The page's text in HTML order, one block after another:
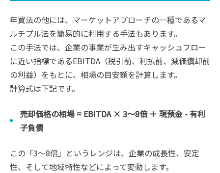
年買法の他には、マーケットアプローチの一種であるマ
ルチプル法を簡易的に利用する手法もあります。
この手法では、企業の事業が生み出すキャッシュフロー
に近い指標であるEBITDA（税引前、利払前、減価償却前
の利益）をもとに、相場の目安額を計算します。
計算式は下記です。
売却価格の相場 = EBITDA × 3〜8倍 ＋ 現預金 - 有利
子負債
この「3〜8倍」というレンジは、企業の成長性、安定
性、そして地域特性などによって変動します。